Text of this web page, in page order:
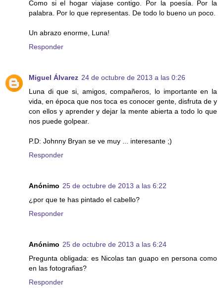
Como si el hogar viajase contigo. Por la poesía. Por la
palabra. Por lo que representas. De todo lo bueno un poco.
Un abrazo enorme, Luna!
Responder
Miguel Álvarez 24 de octubre de 2013 a las 0:26
Luna di que si, amigos, compañeros, lo importante en la
vida, en época que nos toca es conocer gente, disfruta de y
con ellos y aprender y dejar la mente abierta a todo lo que
nos puede golpear.
P.D: Johnny Bryan se ve muy ... interesante ;)
Responder
Anónimo 25 de octubre de 2013 a las 6:22
¿por que te has pintado el cabello?
Responder
Anónimo 25 de octubre de 2013 a las 6:24
Pregunta obligada: es Nicolas tan guapo en persona como
en las fotografias?
Responder